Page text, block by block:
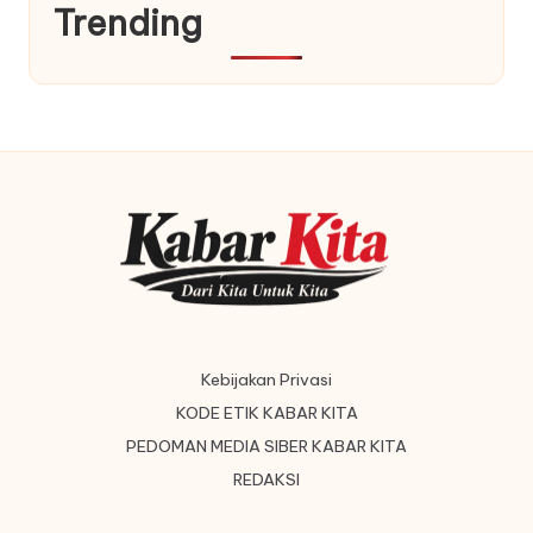
Trending
Kebijakan Privasi
KODE ETIK KABAR KITA
PEDOMAN MEDIA SIBER KABAR KITA
REDAKSI